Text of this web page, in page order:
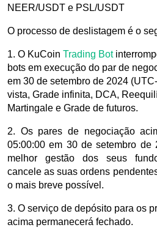
NEER/USDT e PSL/USDT
O processo de deslistagem é o
1. O KuCoin Trading Bot
bots em execução do par de
em 30 de setembro de 2024
vista, Grade infinita, DCA,
Martingale e Grade de futuros.
2. Os pares de negociação
05:00:00 em 30 de setembro de
melhor gestão dos seus
cancele as suas ordens
o mais breve possível.
3. O serviço de depósito para os
acima permanecerá fechado.